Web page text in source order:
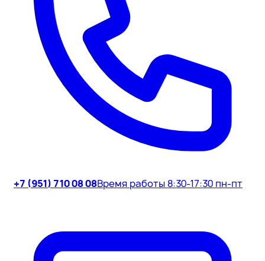
+7 (951) 710 08 08Время работы 8:30-17:30 пн-пт